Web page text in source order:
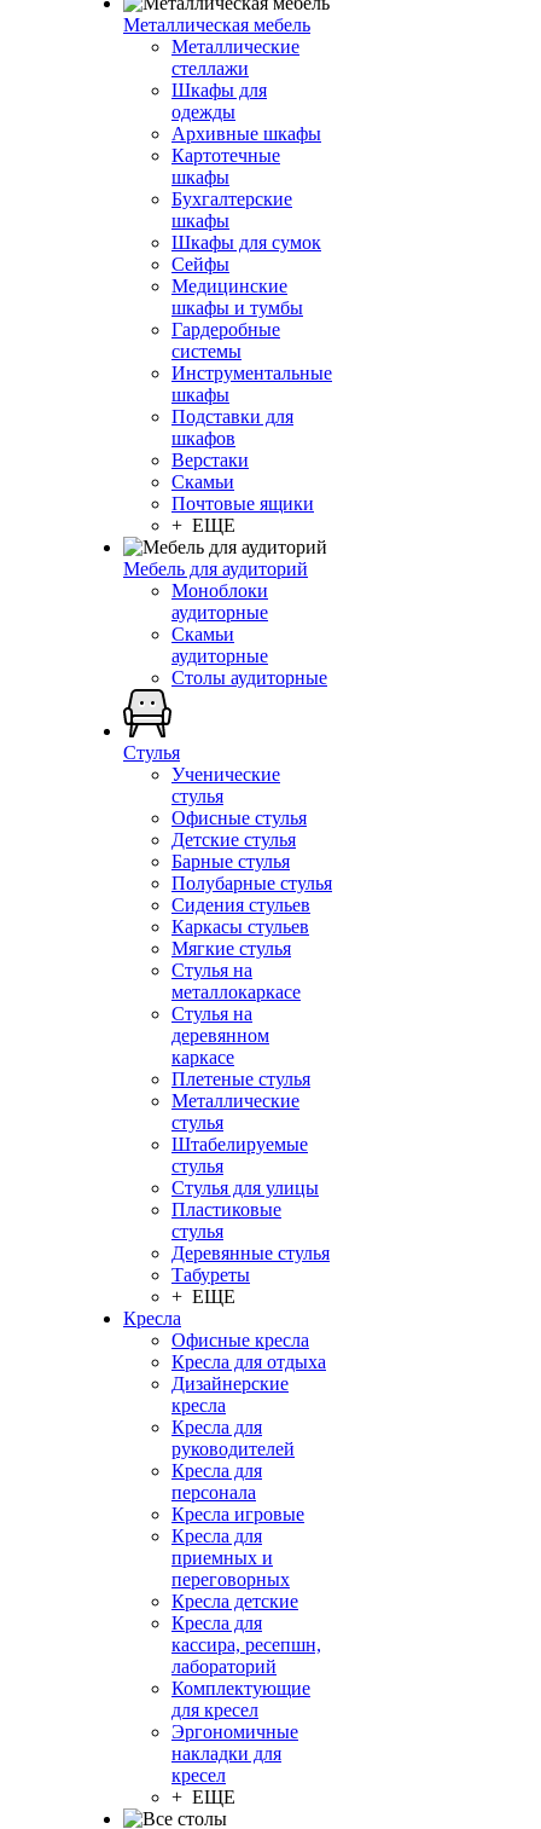
Металлическая мебель
Металлические
стеллажи
Шкафы для
одежды
Архивные шкафы
Картотечные
шкафы
Бухгалтерские
шкафы
Шкафы для сумок
Сейфы
Медицинские
шкафы и тумбы
Гардеробные
системы
Инструментальные
шкафы
Подставки для
шкафов
Верстаки
Скамьи
Почтовые ящики
+ ЕЩЕ
Мебель для аудиторий
Моноблоки
аудиторные
Скамьи
аудиторные
Столы аудиторные
Стулья
Ученические
стулья
Офисные стулья
Детские стулья
Барные стулья
Полубарные стулья
Сидения стульев
Каркасы стульев
Мягкие стулья
Стулья на
металлокаркасе
Стулья на
деревянном
каркасе
Плетеные стулья
Металлические
стулья
Штабелируемые
стулья
Стулья для улицы
Пластиковые
стулья
Деревянные стулья
Табуреты
+ ЕЩЕ
Кресла
Офисные кресла
Кресла для отдыха
Дизайнерские
кресла
Кресла для
руководителей
Кресла для
персонала
Кресла игровые
Кресла для
приемных и
переговорных
Кресла детские
Кресла для
кассира, ресепшн,
лабораторий
Комплектующие
для кресел
Эргономичные
накладки для
кресел
+ ЕЩЕ